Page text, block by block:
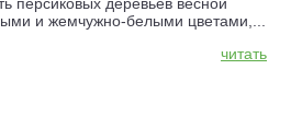
и жемчужно-белыми цветами,...
читать